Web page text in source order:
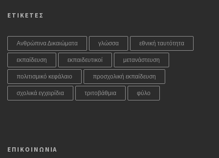
ΕΤΙΚΕΤΕΣ
Ανθρώπινα Δικαιώματα γλώσσα εθνική ταυτότητα
εκπαίδευση εκπαιδευτικοί μετανάστευση
πολιτισμικό κεφάλαιο προσχολική εκπαίδευση
σχολικά εγχειρίδια τριτοβάθμια φύλο
ΕΠΙΚΟΙΝΩΝΙΑ